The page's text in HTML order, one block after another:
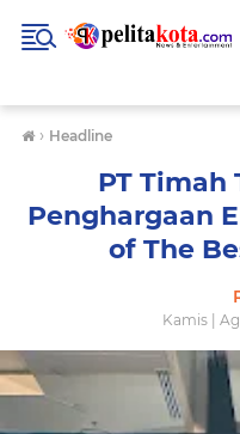
› Headline
PT Timah
Penghargaan
of The
Kamis |